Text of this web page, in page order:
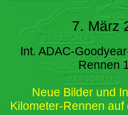
7. März
Int. ADAC-
Rennen
Neue Bilder und
Kilometer-Rennen